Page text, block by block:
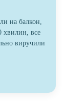
на балкон,
хвилин, все
виручили